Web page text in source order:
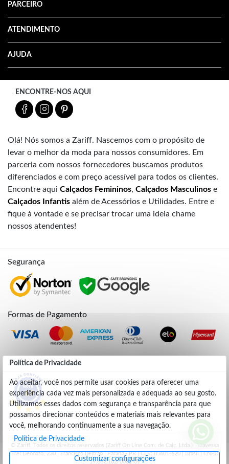
Política de Privacidade
Ao aceitar, você nos permite usar cookies para oferecer uma
experiência cada vez mais personalizada e adequada ao seu gosto.
Utilizamos esses dados com segurança e transparência para que
possamos direcionar conteúdos e materiais mais relevantes para
você, melhorando continuamente a sua navegação.
Política de Privacidade
Customizar configurações
PARCEIRO
ATENDIMENTO
AJUDA
ENCONTRE-NOS AQUI
Olá! Nós somos a Zariff. Nascemos com o propósito de
levar o melhor da moda para nossos consumidores. Em
parceria com nossos fornecedores buscamos produtos
diferenciados e com preço acessível para todos os clientes.
Encontre aqui Calçados Femininos, Calçados Masculinos e
Calçados Infantis além de Acessórios e Utilidades. Entre e
fique à vontade e se precisar trocar uma ideia chame
nossos atendentes!
Segurança
Formas de Pagamento
Credibilidade
4.9
© Zariff. Todos os direitos reservados (Zariff On Line Com. de Calç. Ltda.) | Travessa
Frei Deodato, 230 | Francisco Beltrão | Parana - PR | CEP: 85601-620 | Brasil | CNPJ:
19.662.102/0001-09